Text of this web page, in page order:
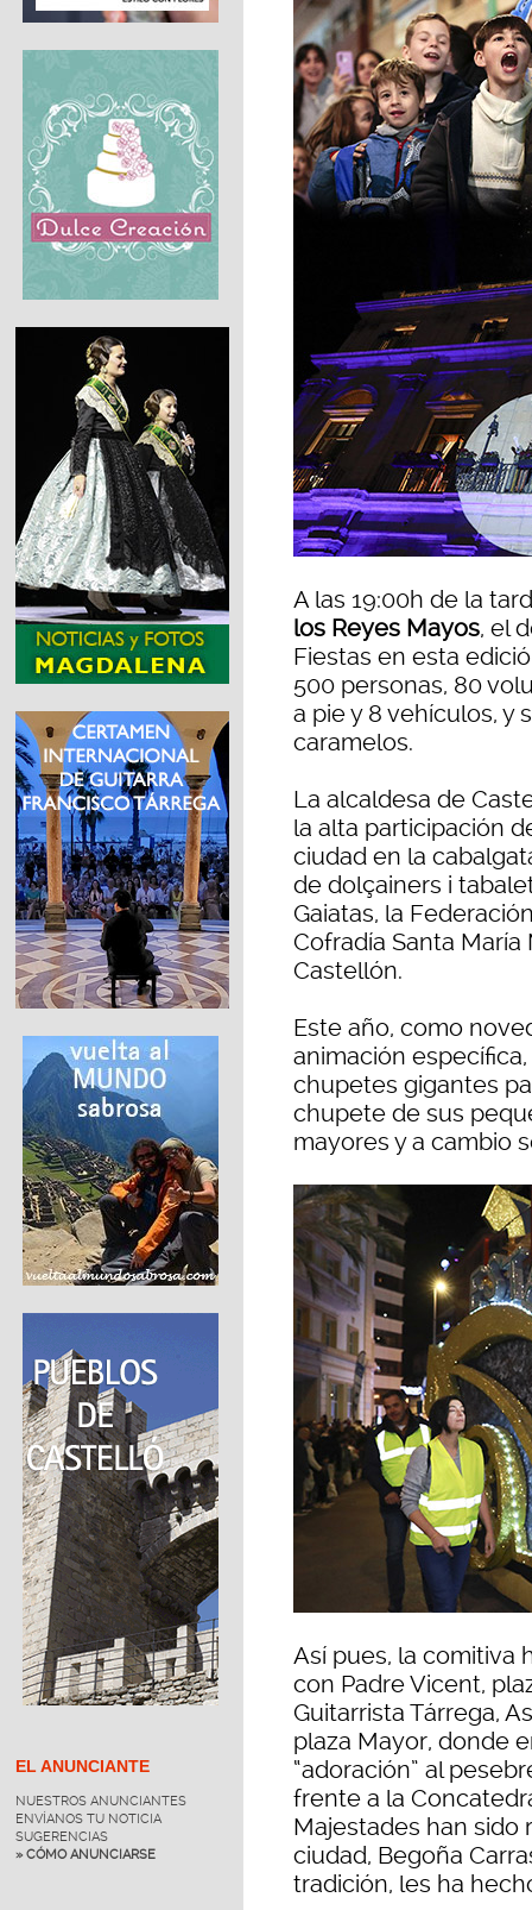
EL ANUNCIANTE
NUESTROS ANUNCIANTES
ENVÍANOS TU NOTICIA
SUGERENCIAS
» CÓMO ANUNCIARSE
A las 19:00h de la
los Reyes Mayos, el
Fiestas en esta
500 personas, 80
a pie y 8 vehículos, y
caramelos.
La alcaldesa de
la alta participación
ciudad en la
de dolçainers i
Gaiatas, la
Cofradía Santa
Castellón.
Este año, como
animación
chupetes gigantes
chupete de sus
mayores y a cambio
Así pues, la comitiva
con Padre Vicent,
Guitarrista Tárrega,
plaza Mayor, donde
“adoración” al
frente a la
Majestades han sido
ciudad, Begoña
tradición, les ha